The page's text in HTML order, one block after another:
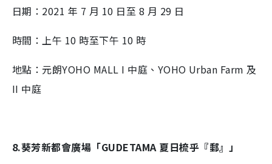
日期：2021 年 7 月 10 日至 8 月 29 日
時間：上午 10 時至下午 10 時
地點：元朗YOHO MALL I 中庭、YOHO Urban Farm 及
II 中庭
8.葵芳新都會廣場「GUDETAMA 夏日梳乎『郵』」